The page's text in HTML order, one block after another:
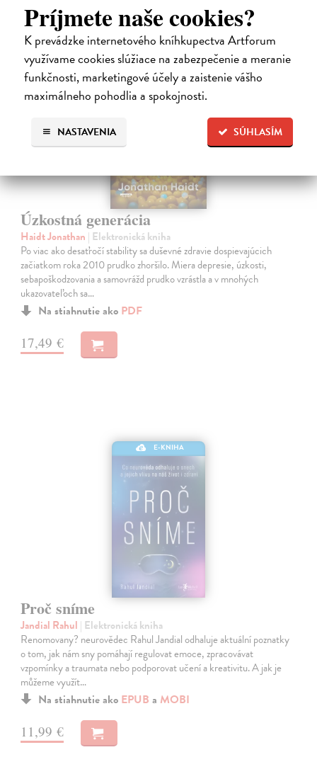
Príjmete naše cookies?
K prevádzke internetového kníhkupectva Artforum
využívame cookies slúžiace na zabezpečenie a meranie
funkčnosti, marketingové účely a zaistenie vášho
maximálneho pohodlia a spokojnosti.
SÚHLASÍM
NASTAVENIA
E-KNIHA
Úzkostná generácia
Haidt Jonathan | Elektronická kniha
Po viac ako desaťročí stability sa duševné zdravie dospievajúcich
začiatkom roka 2010 prudko zhoršilo. Miera depresie, úzkosti,
sebapoškodzovania a samovrážd prudko vzrástla a v mnohých
ukazovateľoch sa…
Na stiahnutie ako PDF
17,49 €
E-KNIHA
Proč sníme
Jandial Rahul | Elektronická kniha
Renomovany? neurovědec Rahul Jandial odhaluje aktuální poznatky
o tom, jak nám sny pomáhají regulovat emoce, zpracovávat
vzpomínky a traumata nebo podporovat učení a kreativitu. A jak je
můžeme využít…
Na stiahnutie ako EPUB a MOBI
11,99 €